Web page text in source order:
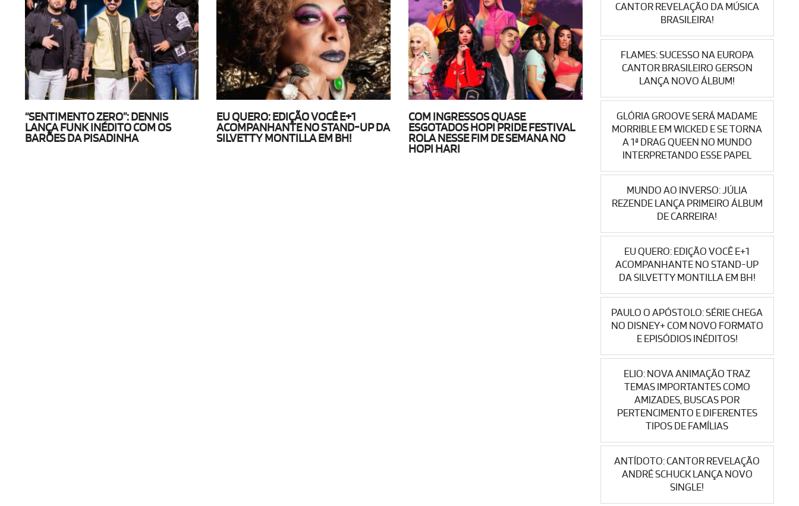
“SENTIMENTO ZERO”: DENNIS
LANÇA FUNK INÉDITO COM OS
BARÕES DA PISADINHA
EU QUERO: EDIÇÃO VOCÊ E+1
ACOMPANHANTE NO STAND-UP DA
SILVETTY MONTILLA EM BH!
COM INGRESSOS QUASE
ESGOTADOS HOPI PRIDE FESTIVAL
ROLA NESSE FIM DE SEMANA NO
HOPI HARI
CANTOR REVELAÇÃO DA MÚSICA
BRASILEIRA!
FLAMES: SUCESSO NA EUROPA
CANTOR BRASILEIRO GERSON
LANÇA NOVO ÁLBUM!
GLÓRIA GROOVE SERÁ MADAME
MORRIBLE EM WICKED E SE TORNA
A 1ª DRAG QUEEN NO MUNDO
INTERPRETANDO ESSE PAPEL
MUNDO AO INVERSO: JÚLIA
REZENDE LANÇA PRIMEIRO ÁLBUM
DE CARREIRA!
EU QUERO: EDIÇÃO VOCÊ E+1
ACOMPANHANTE NO STAND-UP
DA SILVETTY MONTILLA EM BH!
PAULO O APÓSTOLO: SÉRIE CHEGA
NO DISNEY+ COM NOVO FORMATO
E EPISÓDIOS INÉDITOS!
ELIO: NOVA ANIMAÇÃO TRAZ
TEMAS IMPORTANTES COMO
AMIZADES, BUSCAS POR
PERTENCIMENTO E DIFERENTES
TIPOS DE FAMÍLIAS
ANTÍDOTO: CANTOR REVELAÇÃO
ANDRÉ SCHUCK LANÇA NOVO
SINGLE!